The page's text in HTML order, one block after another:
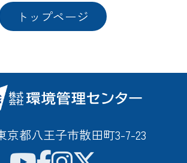
トップページ
京都八王子市散田町3-7-23